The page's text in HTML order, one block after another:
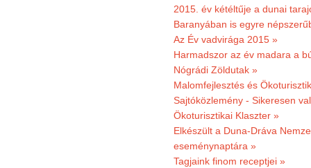
2015. év kétéltűje a dunai
Baranyában is egyre
Az Év vadvirága 2015 »
Harmadszor az év madara a
Nógrádi Zöldutak »
Malomfejlesztés és
Sajtóközlemény - Sikeresen
Ökoturisztikai Klaszter »
Elkészült a Duna-Dráva
eseménynaptára »
Tagjaink finom receptjei »